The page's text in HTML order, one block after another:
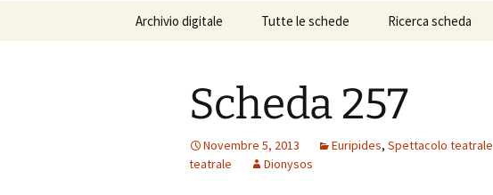
Archivio digitale Tutte le schede Ricerca scheda
Scheda 257
Novembre 5, 2013 Euripides, Spettacolo teatrale
teatrale
Dionysos